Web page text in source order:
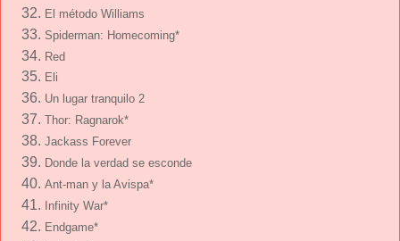
El método Williams
Spiderman: Homecoming*
Red
Eli
Un lugar tranquilo 2
Thor: Ragnarok*
Jackass Forever
Donde la verdad se esconde
Ant-man y la Avispa*
Infinity War*
Endgame*